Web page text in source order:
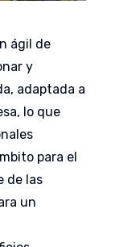
ágil de
y
adaptada a
lo que
para el
de las
un